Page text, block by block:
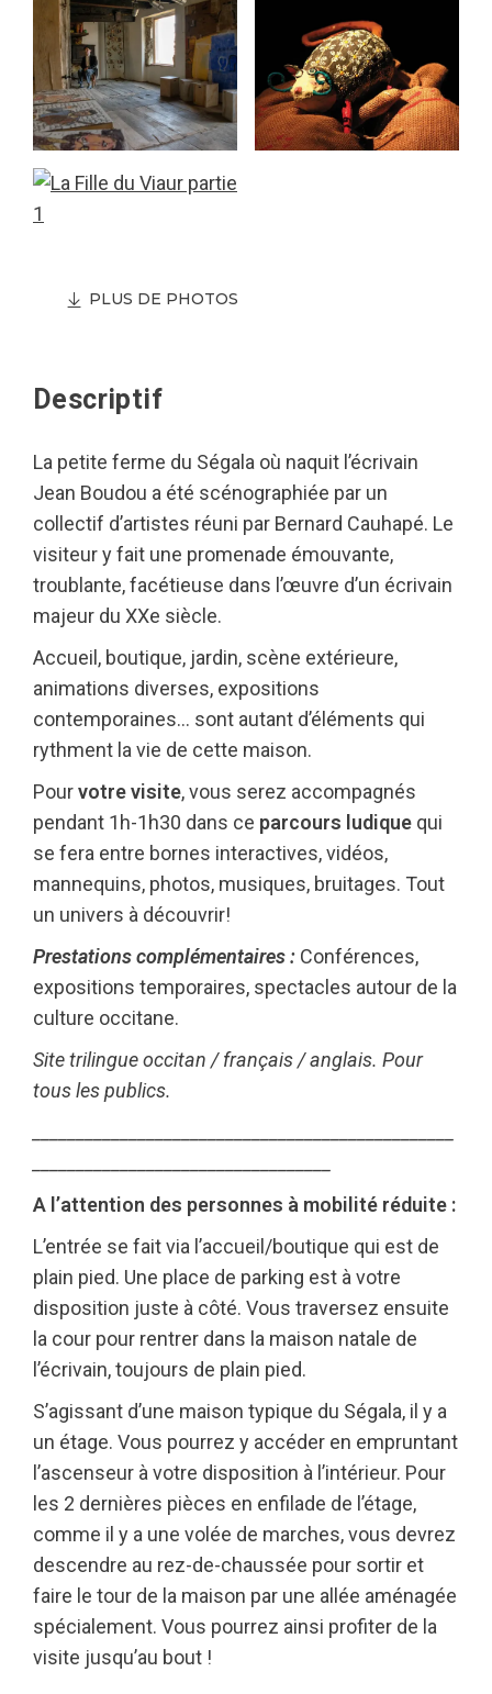
PLUS DE PHOTOS
Descriptif
La petite ferme du Ségala où naquit l’écrivain
Jean Boudou a été scénographiée par un
collectif d’artistes réuni par Bernard Cauhapé. Le
visiteur y fait une promenade émouvante,
troublante, facétieuse dans l’œuvre d’un écrivain
majeur du XXe siècle.
Accueil, boutique, jardin, scène extérieure,
animations diverses, expositions
contemporaines… sont autant d’éléments qui
rythment la vie de cette maison.
Pourvotre visite, vous serez accompagnés
pendant 1h-1h30 dans ce parcours ludique qui
se fera entre bornes interactives, vidéos,
mannequins, photos, musiques, bruitages. Tout
un univers à découvrir!
Prestations complémentaires : Conférences,
expositions temporaires, spectacles autour de la
culture occitane.
Site trilingue occitan / français / anglais. Pour
tous les publics.
A l’attention des personnes à mobilité réduite :
L’entrée se fait via l’accueil/boutique qui est de
plain pied. Une place de parking est à votre
disposition juste à côté. Vous traversez ensuite
la cour pour rentrer dans la maison natale de
l’écrivain, toujours de plain pied.
S’agissant d’une maison typique du Ségala, il y a
un étage. Vous pourrez y accéder en empruntant
l’ascenseur à votre disposition à l’intérieur. Pour
les 2 dernières pièces en enfilade de l’étage,
comme il y a une volée de marches, vous devrez
descendre au rez-de-chaussée pour sortir et
faire le tour de la maison par une allée aménagée
spécialement. Vous pourrez ainsi profiter de la
visite jusqu’au bout !